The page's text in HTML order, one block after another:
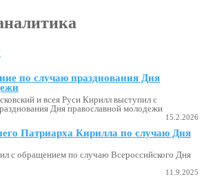
по случаю празднования Дня
и всея Руси Кирилл выступил с
Дня православной молодежи
15.2.2026
Патриарха Кирилла по случаю Дня
с обращением по случаю Всероссийского Дня
11.9.2025